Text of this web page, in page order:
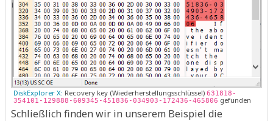
DiskExplorer X: Recovery key (Wiederherstellungsschlüssel) 631818-
354101-129888-609345-451836-034903-172436-465806 gefunden
Schließlich finden wir in unserem Beispiel die